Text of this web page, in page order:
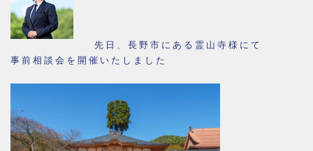
先日、長野市にある霊山寺様にて
事前相談会を開催いたしました